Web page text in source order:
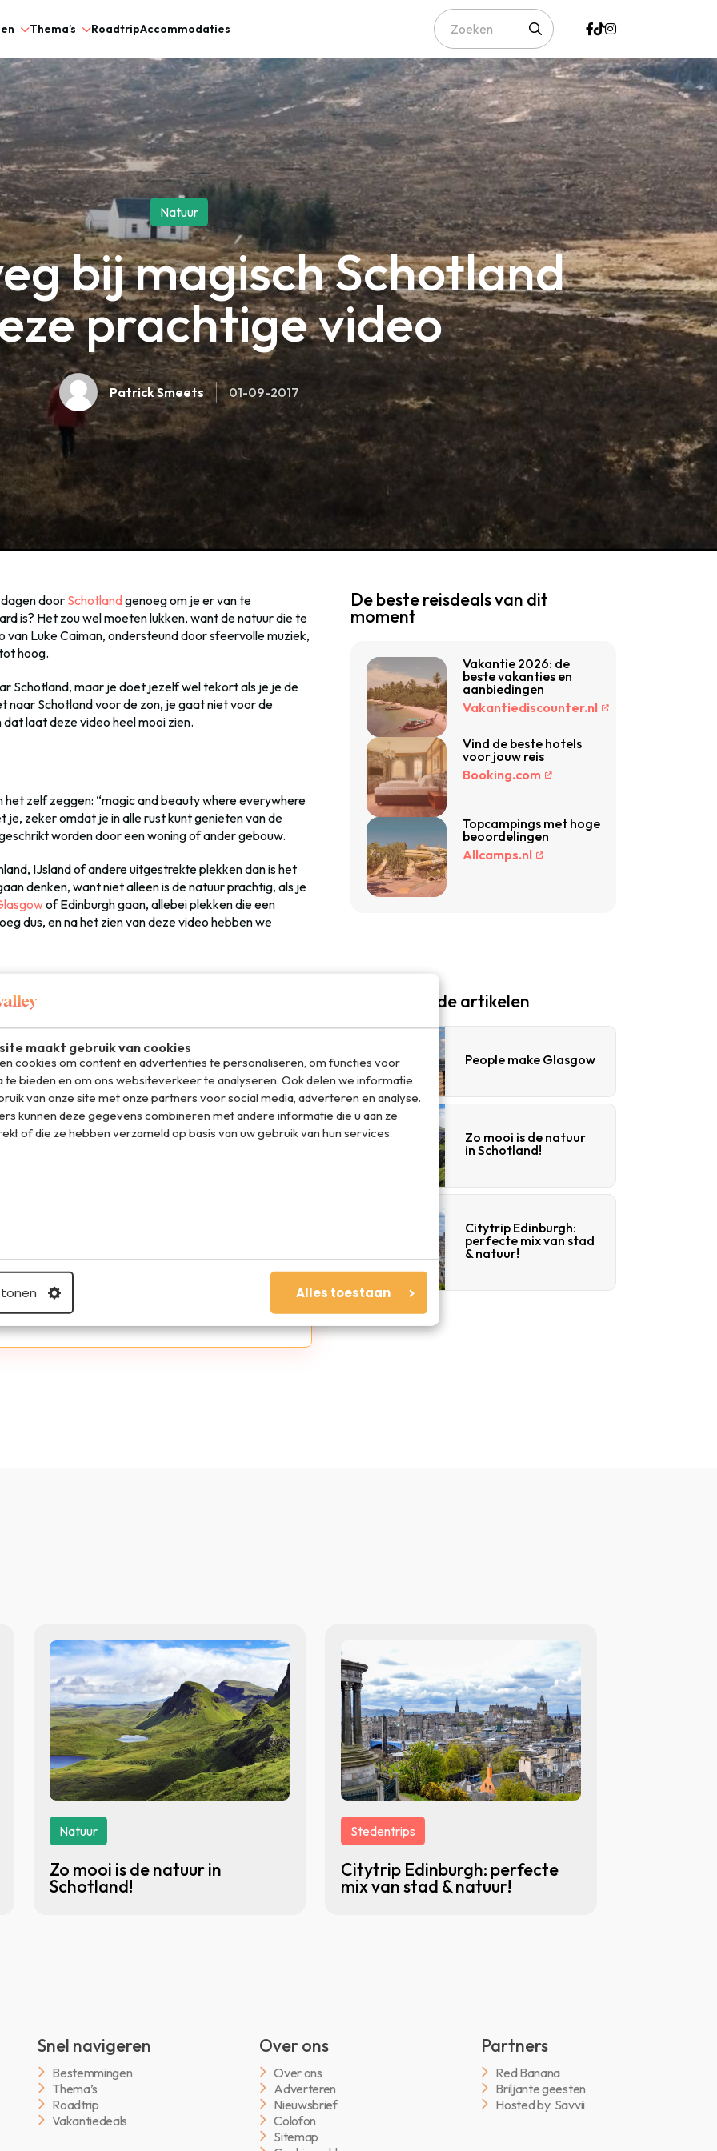
maakt gebruik van cookies
cookies om content en advertenties te personaliseren, om functies voor
te bieden en om ons websiteverkeer te analyseren. Ook delen we informatie
van onze site met onze partners voor social media, adverteren en analyse.
kunnen deze gegevens combineren met andere informatie die u aan ze
of die ze hebben verzameld op basis van uw gebruik van hun services.
Alles toestaan
Thema’s RoadtripAccommodaties
Natuur
bij magisch Schotland
prachtige video
Patrick Smeets 01-09-2017
door Schotlandgenoeg om je er van te
is? Het zou wel moeten lukken, want de natuur die te
van Luke Caiman, ondersteund door sfeervolle muziek,
hoog.
Schotland, maar je doet jezelf wel tekort als je je de
Schotland voor de zon, je gaat niet voor de
laat deze video heel mooi zien.
het zelf zeggen: “magic and beauty where everywhere
zeker omdat je in alle rust kunt genieten van de
worden door een woning of ander gebouw.
IJsland of andere uitgestrekte plekken dan is het
denken, want niet alleen is de natuur prachtig, als je
of Edinburgh gaan, allebei plekken die een
dus, en na het zien van deze video hebben we
op WhatsApp
en presentator. Was ooit rockster. Local
ziet graag veel van de wereld. Er zijn niet genoeg
De beste reisdeals van dit
moment
Vakantie 2026: de
beste vakanties en
aanbiedingen
Vakantiediscounter.nl
Vind de beste hotels
voor jouw reis
Booking.com
Topcampings met hoge
beoordelingen
Allcamps.nl
Gerelateerde artikelen
People make Glasgow
Zo mooi is de natuur
in Schotland!
Citytrip Edinburgh:
perfecte mix van stad
& natuur!
Natuur
Zo mooi is de natuur in
Schotland!
Stedentrips
Citytrip Edinburgh: perfecte
mix van stad & natuur!
Snel navigeren
Bestemmingen
Thema’s
Roadtrip
Vakantiedeals
Over ons
Over ons
Adverteren
Nieuwsbrief
Colofon
Sitemap
Partners
Red Banana
Briljante geesten
Hosted by: Savvii